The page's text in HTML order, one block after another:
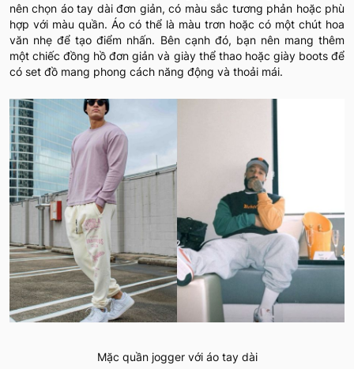
nên chọn áo tay dài đơn giản, có màu sắc tương phản hoặc phù
hợp với màu quần. Áo có thể là màu trơn hoặc có một chút hoa
văn nhẹ để tạo điểm nhấn. Bên cạnh đó, bạn nên mang thêm
một chiếc đồng hồ đơn giản và giày thể thao hoặc giày boots để
có set đồ mang phong cách năng động và thoải mái.
Mặc quần jogger với áo tay dài